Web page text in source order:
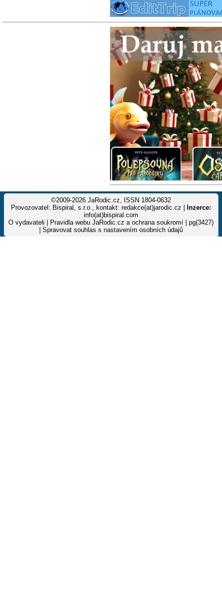
©2009-2026 JaRodic.cz, ISSN 1804-0632
Provozovatel: Bispiral, s.r.o., kontakt: redakce(at)jarodic.cz |
Inzerce:
info(at)bispiral.com
O vydavateli
Pravidla webu JaRodic.cz a ochrana soukromí | pg(3427)
Spravovat souhlas s nastavením osobních údajů